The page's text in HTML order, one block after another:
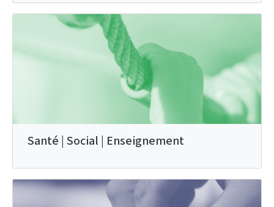
Santé | Social | Enseignement